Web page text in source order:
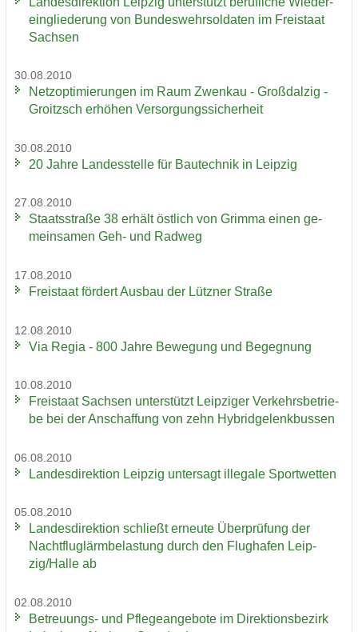
ein­glie­de­rung von Bun­des­wehr­sol­da­ten im Frei­staat
Sach­sen
30.08.2010
Netz­op­ti­mie­run­gen im Raum Zwenkau - Groß­dal­zig -
Groitzsch er­hö­hen Ver­sor­gungs­si­cher­heit
30.08.2010
20 Jahre Lan­des­stel­le für Bau­tech­nik in Leip­zig
27.08.2010
Staats­stra­ße 38 er­hält öst­lich von Grim­ma einen ge­
mein­sa­men Geh- und Rad­weg
17.08.2010
Frei­staat för­dert Aus­bau der Lütz­ner Stra­ße
12.08.2010
Via Regia - 800 Jahre Be­we­gung und Be­geg­nung
10.08.2010
Frei­staat Sach­sen un­ter­stützt Leip­zi­ger Ver­kehrs­be­trie­
be bei der An­schaf­fung von zehn Hy­brid­ge­lenk­bus­sen
06.08.2010
Lan­des­di­rek­ti­on Leip­zig un­ter­sagt il­le­ga­le Sport­wet­ten
05.08.2010
Lan­des­di­rek­ti­on schließt er­neu­te Über­prü­fung der
Nacht­flug­lärm­be­las­tung durch den Flug­ha­fen Leip­
zig/Halle ab
02.08.2010
Betreuungs-​ und Pfle­ge­an­ge­bo­te im Di­rek­ti­ons­be­zirk